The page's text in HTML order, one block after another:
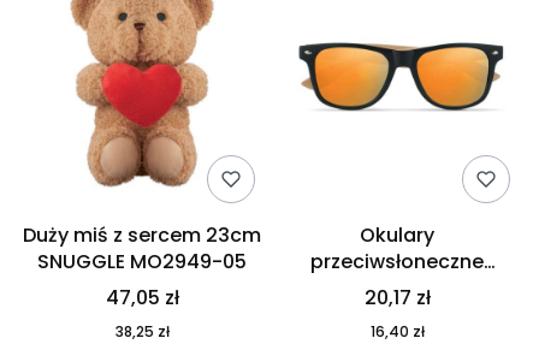
Duży miś z sercem 23cm
SNUGGLE MO2949-05
47,05 zł
38,25 zł
Okulary
przeciwsłoneczne
CALIFORNIA TOUCH
MO9617-10
20,17 zł
16,40 zł